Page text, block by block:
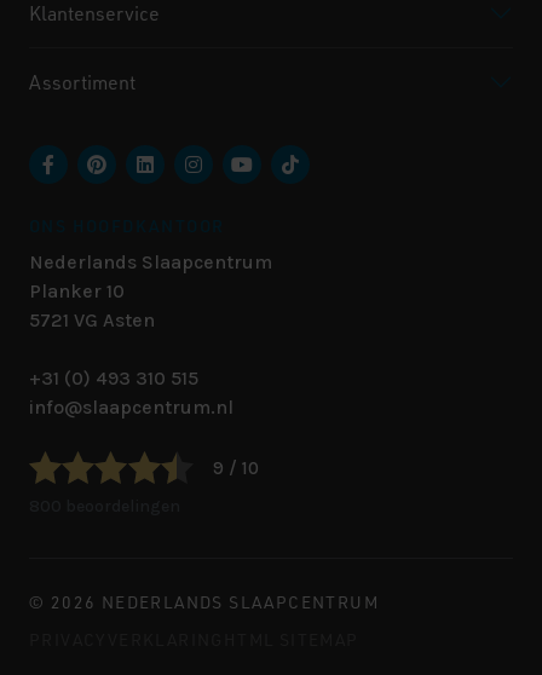
Klantenservice
Assortiment
Nederlands Slaapcentrum
Planker 10
5721 VG Asten
+31 (0) 493 310 515
info@slaapcentrum.nl
9 / 10
© 2026 NEDERLANDS SLAAPCENTRUM